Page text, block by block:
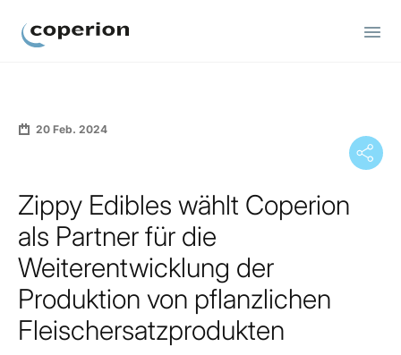
20 Feb. 2024
Zippy Edibles wählt Coperion
als Partner für die
Weiterentwicklung der
Produktion von pflanzlichen
Fleischersatzprodukten